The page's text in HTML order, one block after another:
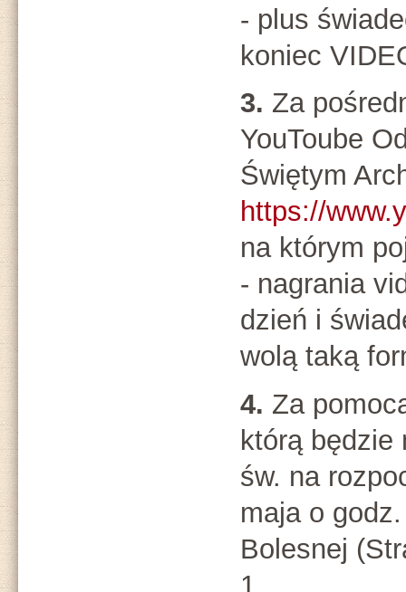
- plus
koniec
3. Za
YouToube
Świętym
https://
na którym
- nagrania
dzień i
wolą taką
4. Za
którą będzie
św. na
maja o
Bolesnej
1.